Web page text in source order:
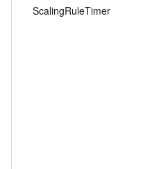
ScalingRuleTimer